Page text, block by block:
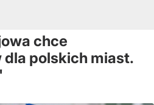
chce
polskich miast.